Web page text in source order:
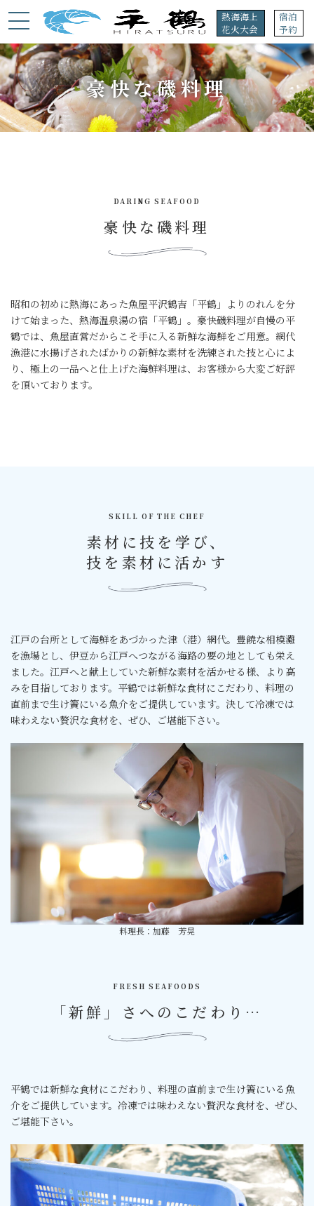
ン
ン
ツ
へ
ス
キ
ッ
プ
ビ
ー
シ
ョ
ン
に
移
動
熱海海上
花火大会
宿泊
予約
豪快な磯料理
豪快な磯料理
DARING SEAFOOD
昭和の初めに熱海にあった魚屋平沢鶴吉「平鶴」よりのれんを分
けて始まった、熱海温泉湯の宿「平鶴」。豪快磯料理が自慢の平
鶴では、魚屋直営だからこそ手に入る新鮮な海鮮をご用意。網代
漁港に水揚げされたばかりの新鮮な素材を洗練された技と心によ
り、極上の一品へと仕上げた海鮮料理は、お客様から大変ご好評
を頂いております。
素材に技を学び、
技を素材に活かす
SKILL OF THE CHEF
江戸の台所として海鮮をあづかった津（港）網代。豊饒な相模灘
を漁場とし、伊豆から江戸へつながる海路の要の地としても栄え
ました。江戸へと献上していた新鮮な素材を活かせる様、より高
みを目指しております。平鶴では新鮮な食材にこだわり、料理の
直前まで生け簀にいる魚介をご提供しています。決して冷凍では
味わえない贅沢な食材を、ぜひ、ご堪能下さい。
料理長：加藤 芳晃
「新鮮」さへのこだわり…
FRESH SEAFOODS
平鶴では新鮮な食材にこだわり、料理の直前まで生け簀にいる魚
介をご提供しています。冷凍では味わえない贅沢な食材を、ぜひ、
ご堪能下さい。